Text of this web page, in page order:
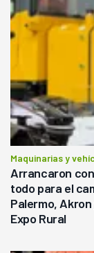
Maquinarias y
Arrancaron
todo para el
Palermo,
Expo Rural